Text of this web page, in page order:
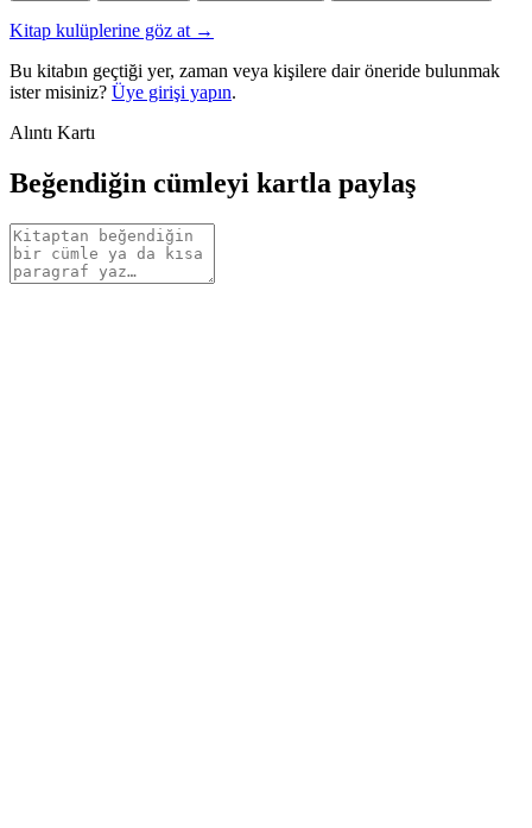
Kitap kulüplerine göz at →
Bu kitabın geçtiği yer, zaman veya kişilere dair öneride bulunmak
ister misiniz? Üye girişi yapın.
Alıntı Kartı
Beğendiğin cümleyi kartla paylaş
Alıntı
metni